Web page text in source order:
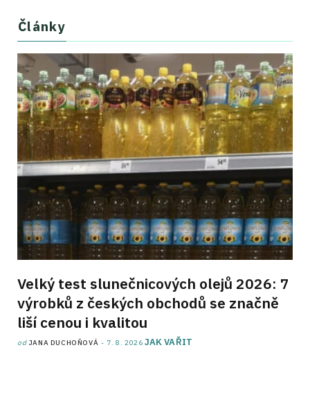
Články
Velký test slunečnicových olejů 2026: 7
výrobků z českých obchodů se značně
liší cenou i kvalitou
od JANA DUCHOŇOVÁ 7. 8. 2026 JAK VAŘIT